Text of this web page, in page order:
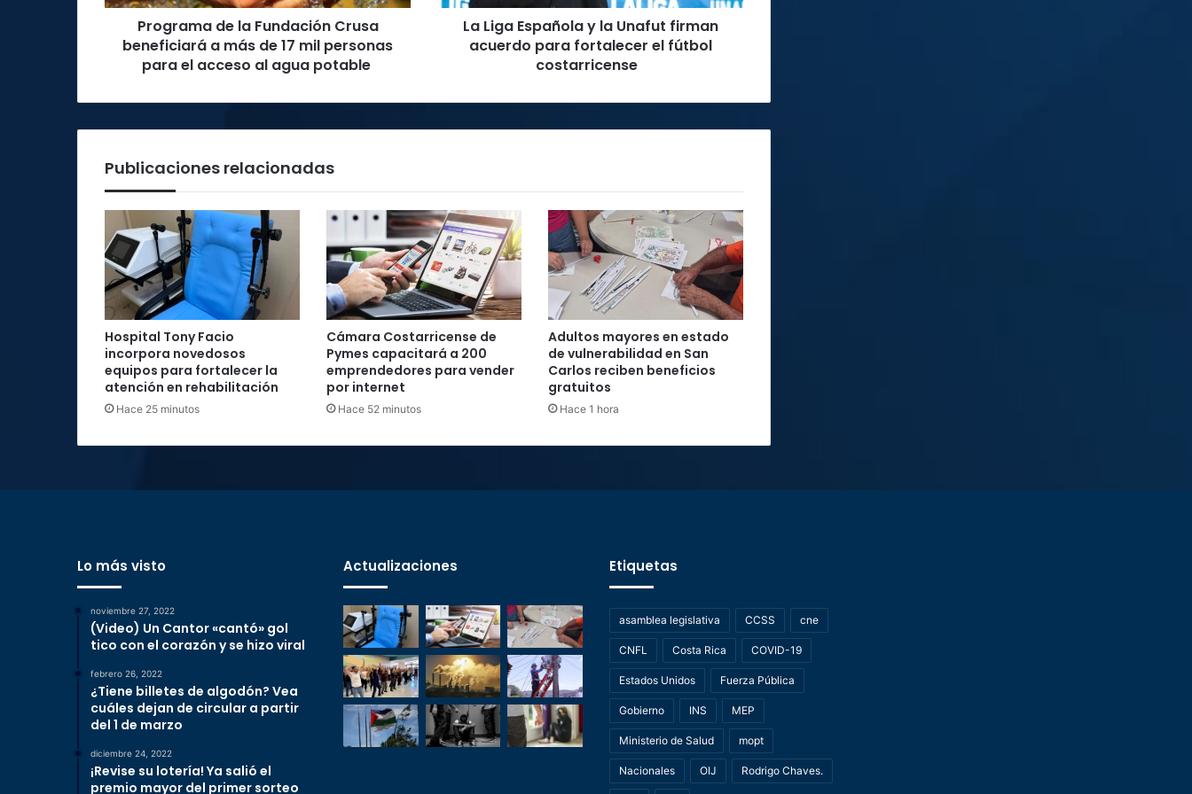
de
personas
el
potable
Programa de la Fundación Crusa
beneficiará a más de 17 mil personas
para el acceso al agua potable
para
fortalecerLa Liga Española y la Unafut firman
acuerdo para fortalecer el fútbol
costarricense
Publicaciones relacionadas
Hospital Tony Facio
incorpora novedosos
equipos para fortalecer la
atención en rehabilitación
Hace 25 minutos
Cámara Costarricense de
Pymes capacitará a 200
emprendedores para vender
por internet
Hace 52 minutos
Adultos mayores en estado
de vulnerabilidad en San
Carlos reciben beneficios
gratuitos
Hace 1 hora
Lo más visto
noviembre 27, 2022
(Video) Un Cantor «cantó» gol
tico con el corazón y se hizo viral
febrero 26, 2022
¿Tiene billetes de algodón? Vea
cuáles dejan de circular a partir
del 1 de marzo
diciembre 24, 2022
¡Revise su lotería! Ya salió el
premio mayor del primer sorteo
Actualizaciones Etiquetas
asamblea legislativa CCSS cne
CNFL Costa Rica COVID-19
Estados Unidos Fuerza Pública
Gobierno INS MEP
Ministerio de Salud mopt
Nacionales OIJ Rodrigo Chaves.